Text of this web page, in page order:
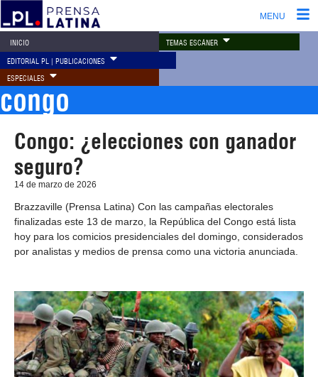
MENU
INICIO TEMAS ESCÁNER
EDITORIAL PL | PUBLICACIONES
ESPECIALES
congo
Congo: ¿elecciones con ganador
seguro?
14 de marzo de 2026
Brazzaville (Prensa Latina) Con las campañas electorales
finalizadas este 13 de marzo, la República del Congo está lista
hoy para los comicios presidenciales del domingo, considerados
por analistas y medios de prensa como una victoria anunciada.